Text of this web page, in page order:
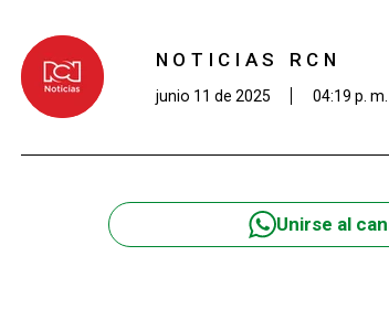
NOTICIAS RCN
junio 11 de 2025 04:19 p. m.
Unirse al